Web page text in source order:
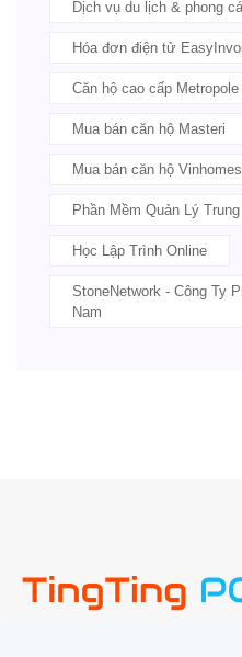
Dịch vụ du lịch & phong
Hóa đơn điện tử
Căn hộ cao cấp
Mua bán căn hộ Masteri
Mua bán căn hộ Vinhomes
Phần Mềm Quản Lý
Học Lập Trình Online
StoneNetwork - Công Ty
Nam